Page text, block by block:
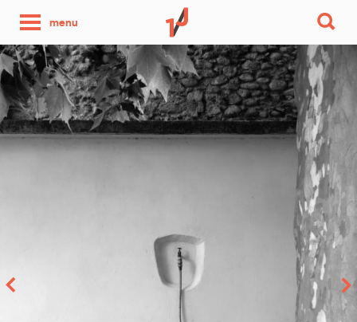
menu
photo
par
jour